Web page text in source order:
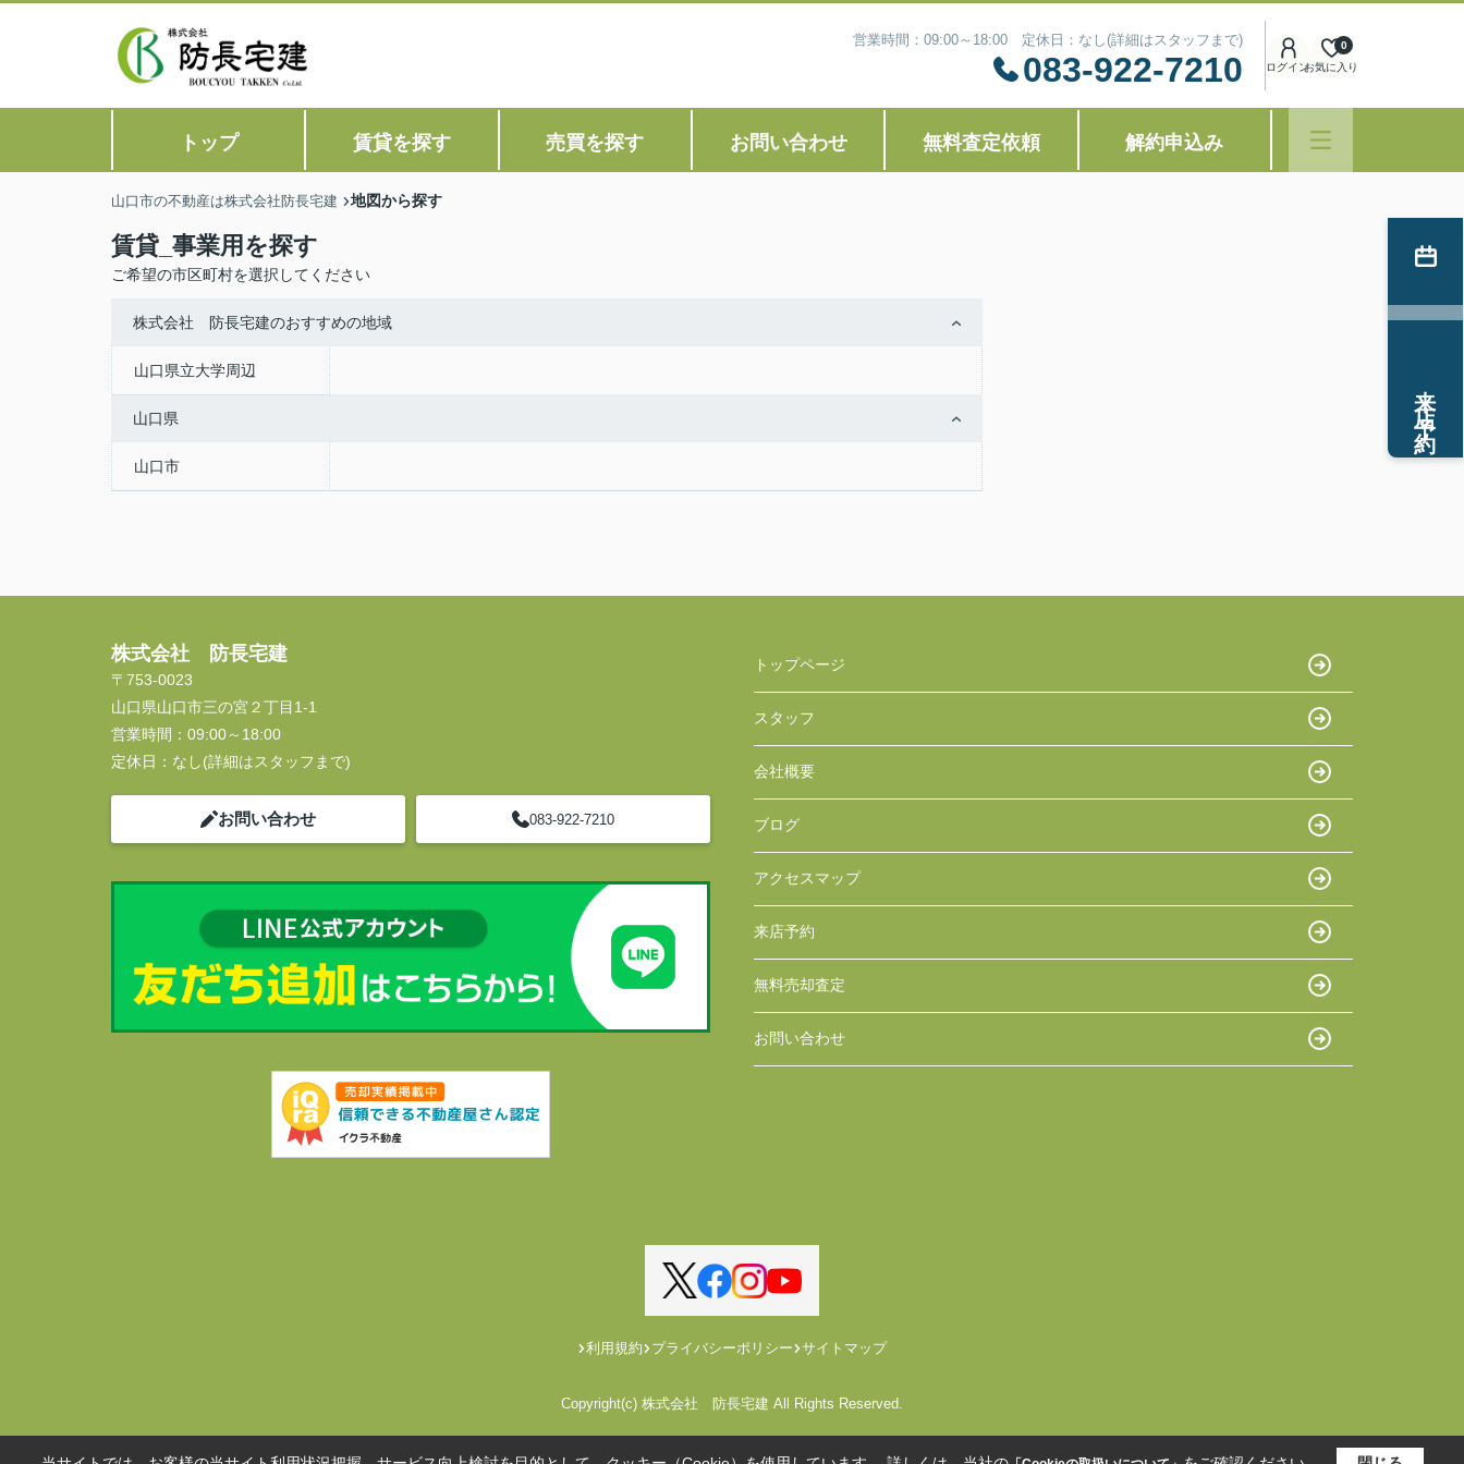
営業時間：09:00～18:00 定休日：なし(詳細はスタッフまで)
083-922-7210 ログインお気に入り
0
トップ 賃貸を探す 売買を探す お問い合わせ 無料査定依頼 解約申込み
山口市の不動産は株式会社防長宅建 地図から探す
賃貸_事業用を探す
ご希望の市区町村を選択してください
株式会社 防長宅建のおすすめの地域
山口県立大学周辺
山口県
山口市
来店予約
株式会社 防長宅建
〒753-0023
山口県山口市三の宮２丁目1-1
営業時間： 09:00～18:00
定休日： なし(詳細はスタッフまで)
お問い合わせ 083-922-7210
トップページ
スタッフ
会社概要
ブログ
アクセスマップ
来店予約
無料売却査定
お問い合わせ
利用規約 プライバシーポリシー サイトマップ
Copyright(c) 株式会社 防長宅建 All Rights Reserved.